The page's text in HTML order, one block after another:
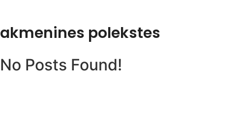
akmenines polekstes
No Posts Found!